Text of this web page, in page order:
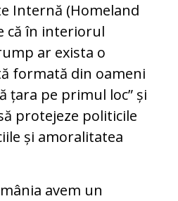
Internă (Homeland
că în interiorul
ar exista o
formată din oameni
țara pe primul loc” și
protejeze politicile
și amoralitatea
avem un